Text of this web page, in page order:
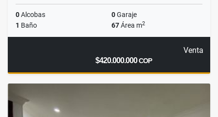
0Alcobas 0Garaje
1 Baño 67Área m2
Venta
$420.000.000COP